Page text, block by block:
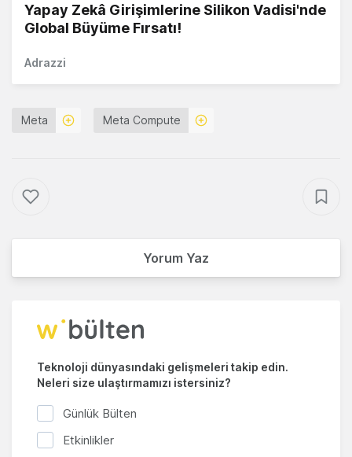
Yapay Zekâ Girişimlerine Silikon Vadisi'nde
Global Büyüme Fırsatı!
Adrazzi
Meta Meta Compute
Yorum Yaz
Teknoloji dünyasındaki gelişmeleri takip edin.
Neleri size ulaştırmamızı istersiniz?
Günlük Bülten
Etkinlikler